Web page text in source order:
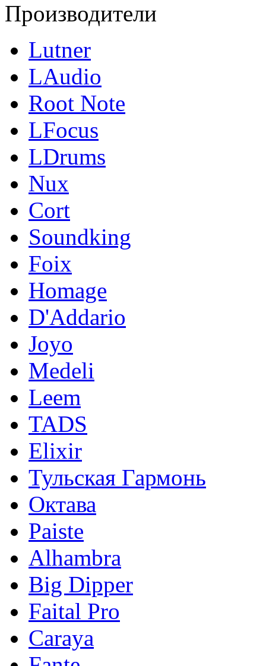
Производители
Lutner
LAudio
Root Note
LFocus
LDrums
Nux
Cort
Soundking
Foix
Homage
D'Addario
Joyo
Medeli
Leem
TADS
Elixir
Тульская Гармонь
Октава
Paiste
Alhambra
Big Dipper
Faital Pro
Caraya